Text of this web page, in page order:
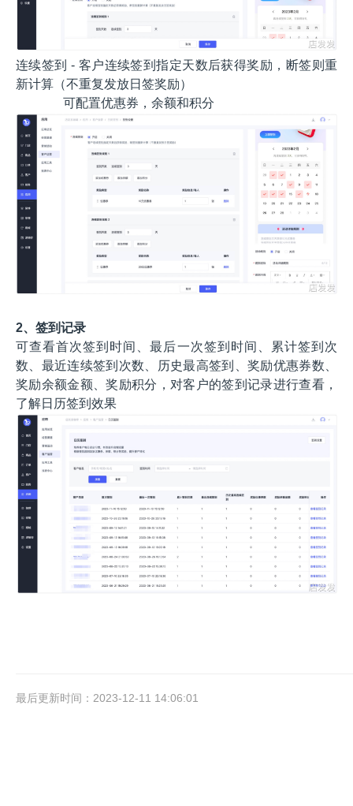
连续签到 - 客户连续签到指定天数后获得奖励，断签则重
新计算（不重复发放日签奖励）
可配置优惠券，余额和积分
2、签到记录
可查看首次签到时间、最后一次签到时间、累计签到次
数、最近连续签到次数、历史最高签到、奖励优惠券数、
奖励余额金额、奖励积分，对客户的签到记录进行查看，
了解日历签到效果
最后更新时间：2023-12-11 14:06:01